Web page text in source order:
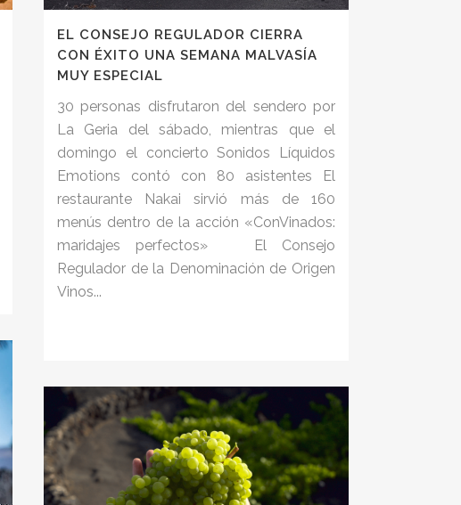
EL CONSEJO REGULADOR CIERRA
CON ÉXITO UNA SEMANA MALVASÍA
MUY ESPECIAL
30 personas disfrutaron del sendero por
La Geria del sábado, mientras que el
domingo el concierto Sonidos Líquidos
Emotions contó con 80 asistentes El
restaurante Nakai sirvió más de 160
menús dentro de la acción «ConVinados:
maridajes perfectos» El Consejo
Regulador de la Denominación de Origen
Vinos...